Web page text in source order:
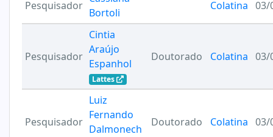
Pesquisador
Bortoli
Colatina 03/
Pesquisador
Cintia
Araújo
Espanhol
Lattes
Doutorado Colatina 03/
Pesquisador
Luiz
Fernando
Dalmonech
Doutorado Colatina 03/